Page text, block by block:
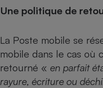
Une politique de
La Poste mobile se
mobile dans le cas où
retourné « en parfait
rayure, écriture ou